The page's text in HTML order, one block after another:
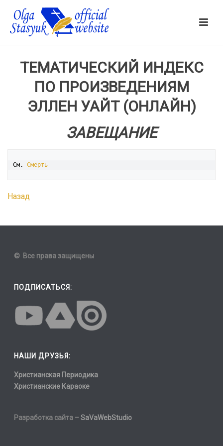
ТЕМАТИЧЕСКИЙ ИНДЕКС
ПО ПРОИЗВЕДЕНИЯМ
ЭЛЛЕН УАЙТ (ОНЛАЙН)
ЗАВЕЩАНИЕ
См. Смерть
Назад
© Все права защищены
ПОДПИСАТЬСЯ:
НАШИ ДРУЗЬЯ:
Христианская Периодика
Христианские Караоке
Разработка сайта –SaVaWebStudio